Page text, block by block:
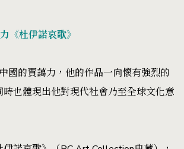
《杜伊諾哀歌》
國的賈藹力，他的作品一向懷有強烈的
也體現出他對現代社會乃至全球文化意